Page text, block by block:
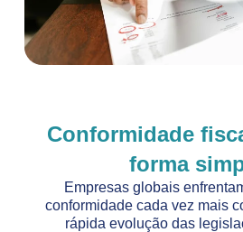
Conformidade
forma
Empresas globais
conformidade cada vez mais
rápida evolução das